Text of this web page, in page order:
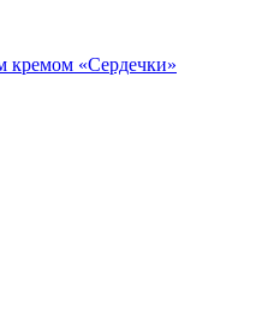
кремом «Сердечки»